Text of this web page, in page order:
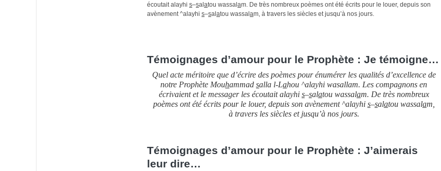
écoutait alayhi s–salatou wassalam. De très nombreux poèmes ont été écrits pour le louer, depuis son
avènement ^alayhi s–salatou wassalam, à travers les siècles et jusqu’à nos jours.
Témoignages d’amour pour le Prophète : Je témoigne…
Quel acte méritoire que d’écrire des poèmes pour énumérer les qualités d’excellence de
notre Prophète Mouhammadsalla l-Lahou ^alayhi wasallam. Les compagnons en
écrivaient et le messager les écoutait alayhi s–salatou wassalam. De très nombreux
poèmes ont été écrits pour le louer, depuis son avènement ^alayhi s–salatou wassalam,
à travers les siècles et jusqu’à nos jours.
Témoignages d’amour pour le Prophète : J’aimerais
leur dire…